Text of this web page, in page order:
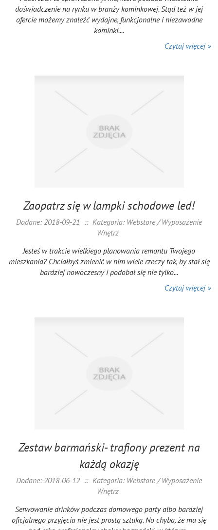
doświadczenie na rynku w branży kominkowej. Stąd też w jej
ofercie możemy znaleźć wydajne, funkcjonalne i niezawodne
kominki....
Czytaj więcej »
Zaopatrz się w lampki schodowe led!
Dodane: 2018-09-21 :: Kategoria: Webstore / Wyposażenie
Wnętrz
Jesteś w trakcie wielkiego planowania remontu Twojego
mieszkania? Chciałbyś zmienić w nim wiele rzeczy tak, by stał się
bardziej nowoczesny i podobał się nie tylko...
Czytaj więcej »
Zestaw barmański- trafiony prezent na
każdą okazję
Dodane: 2018-06-12 :: Kategoria: Webstore / Wyposażenie
Wnętrz
Serwowanie drinków podczas domowego party albo bardziej
oficjalnego przyjęcia nie jest prostą sztuką. No chyba, że ma się